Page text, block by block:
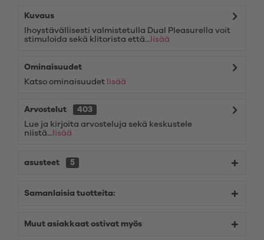
Kuvaus
Ihoystävällisesti valmistetulla Dual Pleasurella voit
stimuloida sekä klitorista että... lisää
Ominaisuudet
Katso ominaisuudet lisää
Arvostelut
403
Lue ja kirjoita arvosteluja sekä keskustele
niistä... lisää
asusteet 5
Samanlaisia tuotteita:
Muut asiakkaat ostivat myös